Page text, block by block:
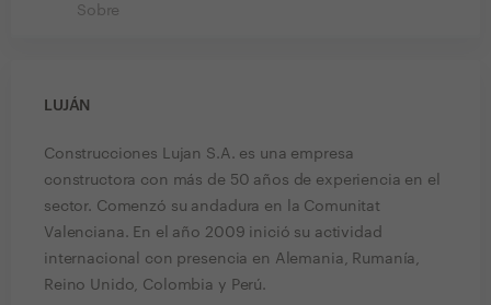
Sobre
LUJÁN
Construcciones Lujan S.A. es una empresa
constructora con más de 50 años de experiencia en el
sector. Comenzó su andadura en la Comunitat
Valenciana. En el año 2009 inició su actividad
internacional con presencia en Alemania, Rumanía,
Reino Unido, Colombia y Perú.